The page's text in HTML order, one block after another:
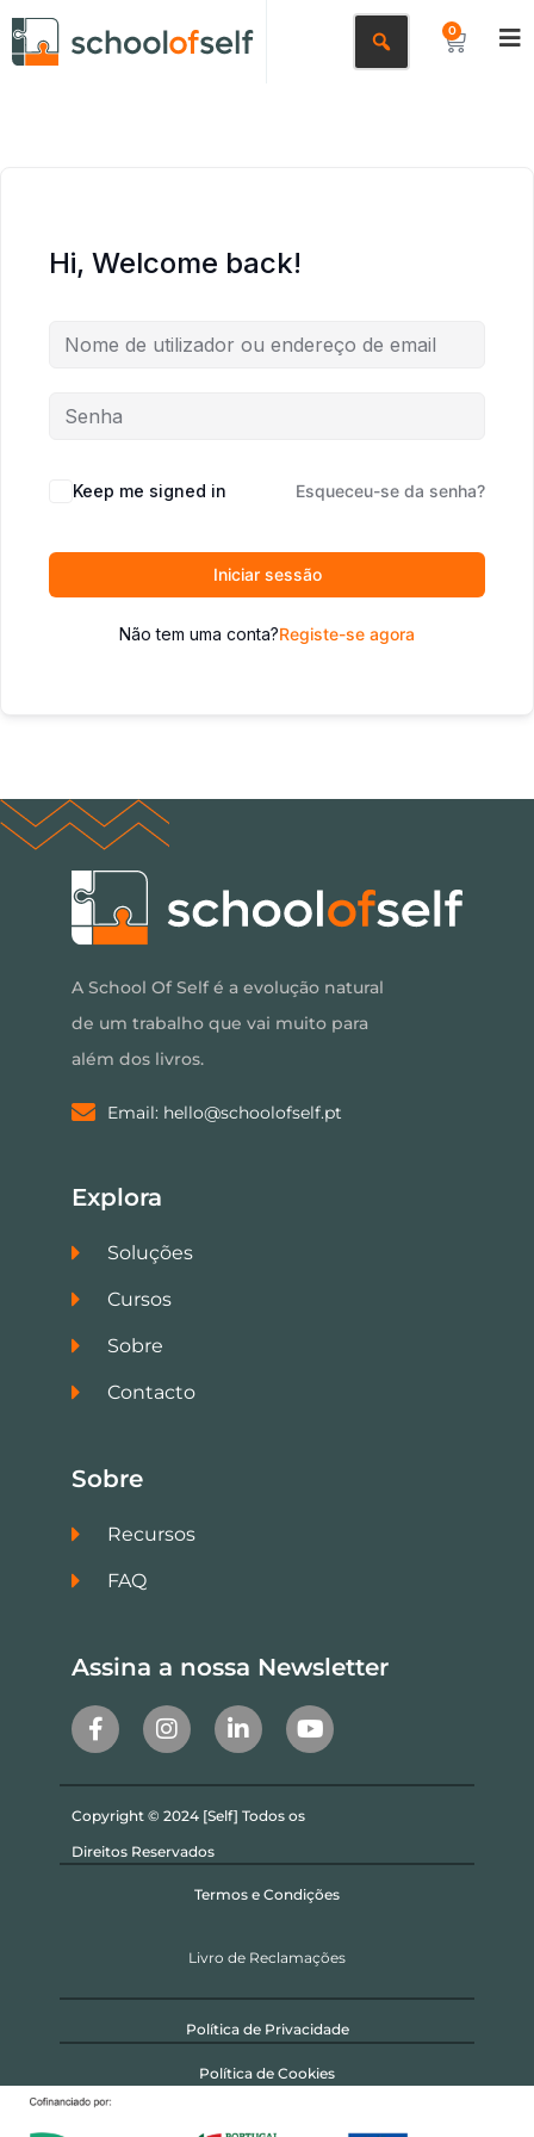
0
Hi, Welcome back!
Keep me signed in Esqueceu-se da senha?
Iniciar sessão
Não tem uma conta?Registe-se agora
A School Of Self é a evolução natural
de um trabalho que vai muito para
além dos livros.
Email: hello@schoolofself.pt
Explora
Soluções
Cursos
Sobre
Contacto
Sobre
Recursos
FAQ
Assina a nossa Newsletter
Copyright © 2024 [Self] Todos os
Direitos Reservados
Termos e Condições
Livro de Reclamações
Política de Privacidade
Política de Cookies